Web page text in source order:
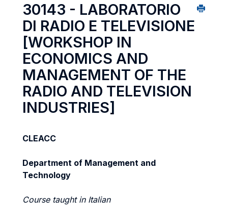
30143 - LABORATORIO
DI RADIO E TELEVISIONE
[WORKSHOP IN
ECONOMICS AND
MANAGEMENT OF THE
RADIO AND TELEVISION
INDUSTRIES]
CLEACC
Department of Management and
Technology
Course taught in Italian